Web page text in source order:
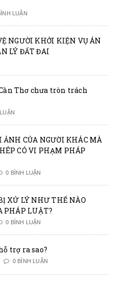
LUẬN
NGƯỜI KHỞI KIỆN VỤ ÁN
LÝ ĐẤT ĐAI
Thơ chưa tròn trách
CỦA NGƯỜI KHÁC MÀ
CÓ VI PHẠM PHÁP
0 BÌNH LUẬN
XỬ LÝ NHƯ THẾ NÀO
PHÁP LUẬT?
0 BÌNH LUẬN
trợ ra sao?
0 BÌNH LUẬN